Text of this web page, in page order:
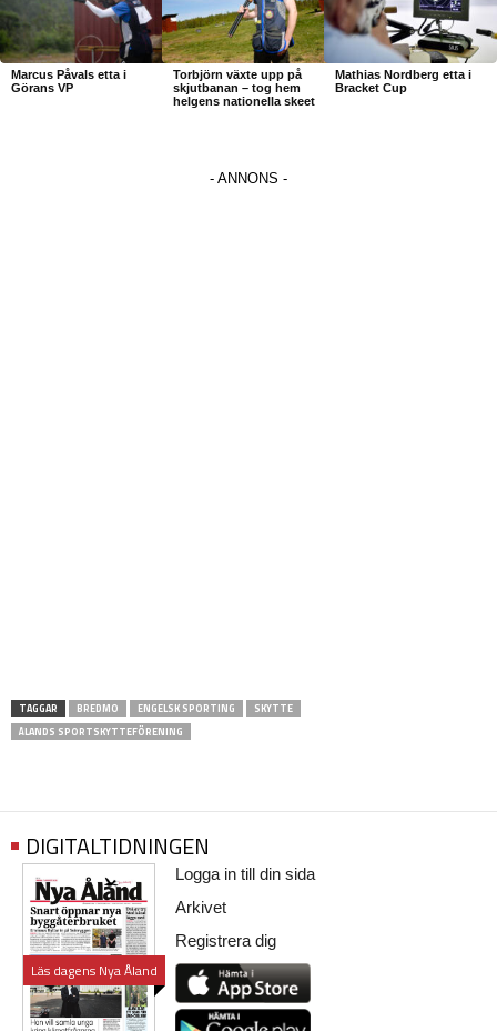
Marcus Påvals etta i
Görans VP
Torbjörn växte upp på
skjutbanan – tog hem
helgens nationella skeet
Mathias Nordberg etta i
Bracket Cup
TAGGAR BREDMO ENGELSK SPORTING
SKYTTE
ÅLANDS SPORTSKYTTEFÖRENING
DIGITALTIDNINGEN
Läs dagens Nya Åland
Logga in till din sida
Arkivet
Registrera dig